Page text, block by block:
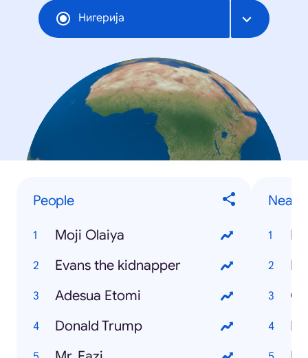
Нигерија
People
Moji Olaiya
Evans the kidnapper
Adesua Etomi
Donald Trump
Near